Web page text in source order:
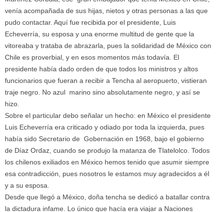
venía acompañada de sus hijas, nietos y otras personas a las que
pudo contactar. Aquí fue recibida por el presidente, Luis
Echeverría, su esposa y una enorme multitud de gente que la
vitoreaba y trataba de abrazarla, pues la solidaridad de México con
Chile es proverbial, y en esos momentos más todavía. El
presidente había dado orden de que todos los ministros y altos
funcionarios que fueran a recibir a Tencha al aeropuerto, vistieran
traje negro. No azul marino sino absolutamente negro, y así se
hizo.
Sobre el particular debo señalar un hecho: en México el presidente
Luis Echeverría era criticado y odiado por toda la izquierda, pues
había sido Secretario de Gobernación en 1968, bajo el gobierno
de Díaz Ordaz, cuando se produjo la matanza de Tlatelolco. Todos
los chilenos exiliados en México hemos tenido que asumir siempre
esa contradicción, pues nosotros le estamos muy agradecidos a él
y a su esposa.
Desde que llegó a México, doña tencha se dedicó a batallar contra
la dictadura infame. Lo único que hacía era viajar a Naciones